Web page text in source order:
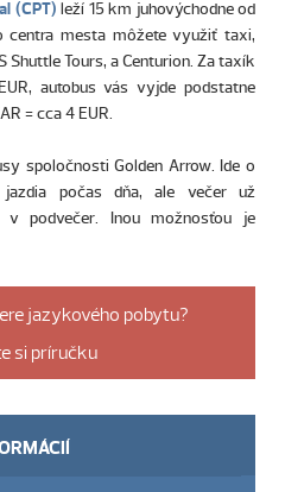
(CPT) leží 15 km juhovýchodne od
centra mesta môžete využiť taxi,
Shuttle Tours, a Centurion. Za taxík
autobus vás vyjde podstatne
= cca 4 EUR.
spoločnosti Golden Arrow. Ide o
jazdia počas dňa, ale večer už
podvečer. Inou možnosťou je
jazykového pobytu?
si príručku